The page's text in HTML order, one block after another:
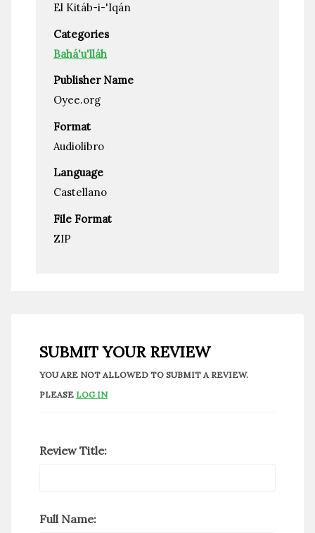
El Kitáb-i-'Iqán
Categories
Bahá'u'lláh
Publisher Name
Oyee.org
Format
Audiolibro
Language
Castellano
File Format
ZIP
SUBMIT YOUR REVIEW
YOU ARE NOT ALLOWED TO SUBMIT A REVIEW.
PLEASE LOG IN
Review Title:
Full Name: